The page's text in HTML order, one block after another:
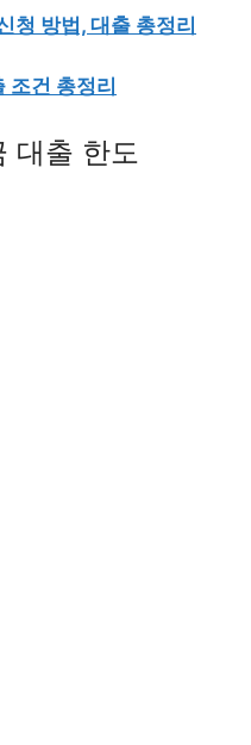
청 방법, 대출 총정리
조건 총정리
대출 한도